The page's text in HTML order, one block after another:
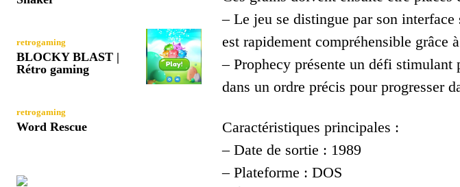
retrogaming
BLOCKY BLAST |
Rétro gaming
retrogaming
Word Rescue
– Le jeu se distingue par son
est rapidement compréhensible grâce
– Prophecy présente un défi stimulant
dans un ordre précis pour progresser
Caractéristiques principales :
– Date de sortie : 1989
– Plateforme : DOS